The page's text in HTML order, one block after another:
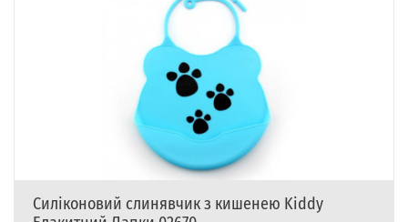
Силіконовий слинявчик з кишенею Kiddy